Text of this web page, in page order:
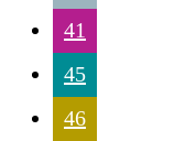
41
45
46